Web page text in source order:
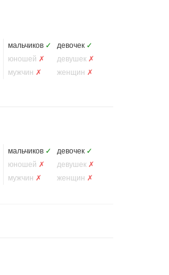
мальчиков ✓ девочек ✓
юношей ✗ девушек ✗
мужчин ✗ женщин ✗
мальчиков ✓ девочек ✓
юношей ✗ девушек ✗
мужчин ✗ женщин ✗